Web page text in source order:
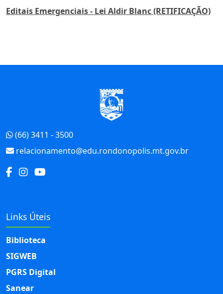
Editais Emergenciais - Lei Aldir Blanc (RETIFICAÇÃO)
(66) 3411 - 3500
relacionamento@edu.rondonopolis.mt.gov.br
Links Úteis
Biblioteca
SIGWEB
PGRS Digital
Sanear